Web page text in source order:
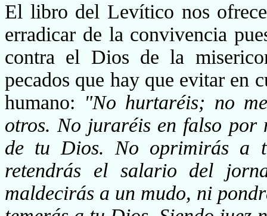
El libro del Levítico nos
erradicar de la convi­vencia
contra el Dios de la
pecados que hay que evitar en
humano: "No hurtaréis; no
otros. No juraréis en falso por
de tu Dios. No oprimirás a
retendrás el salario del
maldecirás a un mudo, ni